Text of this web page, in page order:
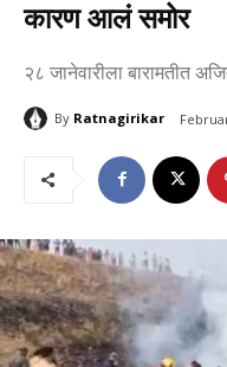
कारण आलं समोर
२८ जानेवारीला बारामतीत
By Ratnagirikar